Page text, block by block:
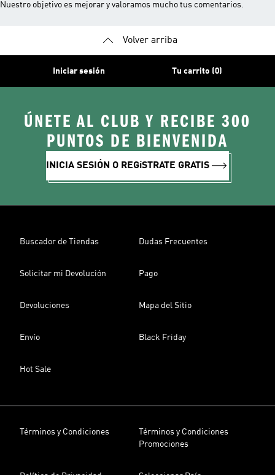
Nuestro objetivo es mejorar y valoramos mucho tus comentarios.
Volver arriba
Iniciar sesión Tu carrito (0)
ÚNETE AL CLUB Y RECIBE 300
PUNTOS DE BIENVENIDA
INICIA SESIÓN O REGíSTRATE GRATIS
Buscador de Tiendas Dudas Frecuentes
Solicitar mi Devolución Pago
Devoluciones Mapa del Sitio
Envío Black Friday
Hot Sale
Términos y Condiciones
Términos y Condiciones
Promociones